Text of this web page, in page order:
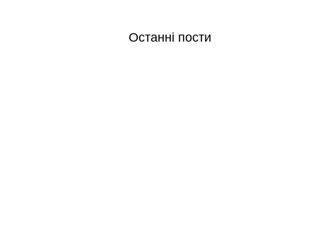
Останні пости